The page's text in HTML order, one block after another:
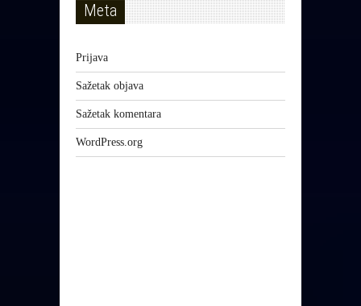
Meta
Prijava
Sažetak objava
Sažetak komentara
WordPress.org